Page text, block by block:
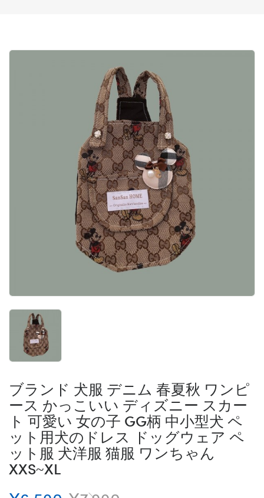
ブランド 犬服 デニム 春夏秋 ワンピ
ース かっこいい ディズニー スカー
ト 可愛い 女の子 GG柄 中小型犬 ペ
ット用犬のドレス ドッグウェア ペ
ット服 犬洋服 猫服 ワンちゃん
XXS~XL